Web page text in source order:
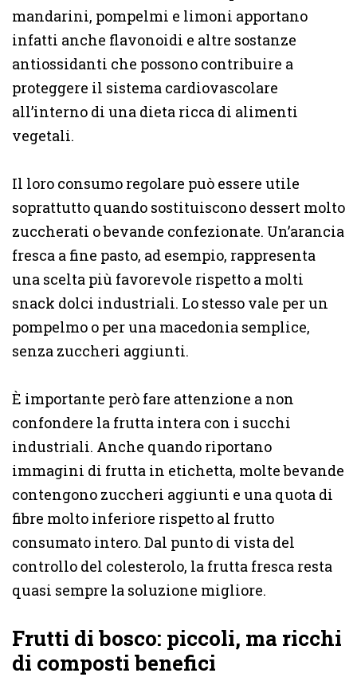
mandarini, pompelmi e limoni apportano
infatti anche flavonoidi e altre sostanze
antiossidanti che possono contribuire a
proteggere il sistema cardiovascolare
all’interno di una dieta ricca di alimenti
vegetali.
Il loro consumo regolare può essere utile
soprattutto quando sostituiscono dessert molto
zuccherati o bevande confezionate. Un’arancia
fresca a fine pasto, ad esempio, rappresenta
una scelta più favorevole rispetto a molti
snack dolci industriali. Lo stesso vale per un
pompelmo o per una macedonia semplice,
senza zuccheri aggiunti.
È importante però fare attenzione a non
confondere la frutta intera con i succhi
industriali. Anche quando riportano
immagini di frutta in etichetta, molte bevande
contengono zuccheri aggiunti e una quota di
fibre molto inferiore rispetto al frutto
consumato intero. Dal punto di vista del
controllo del colesterolo, la frutta fresca resta
quasi sempre la soluzione migliore.
Frutti di bosco: piccoli, ma ricchi
di composti benefici